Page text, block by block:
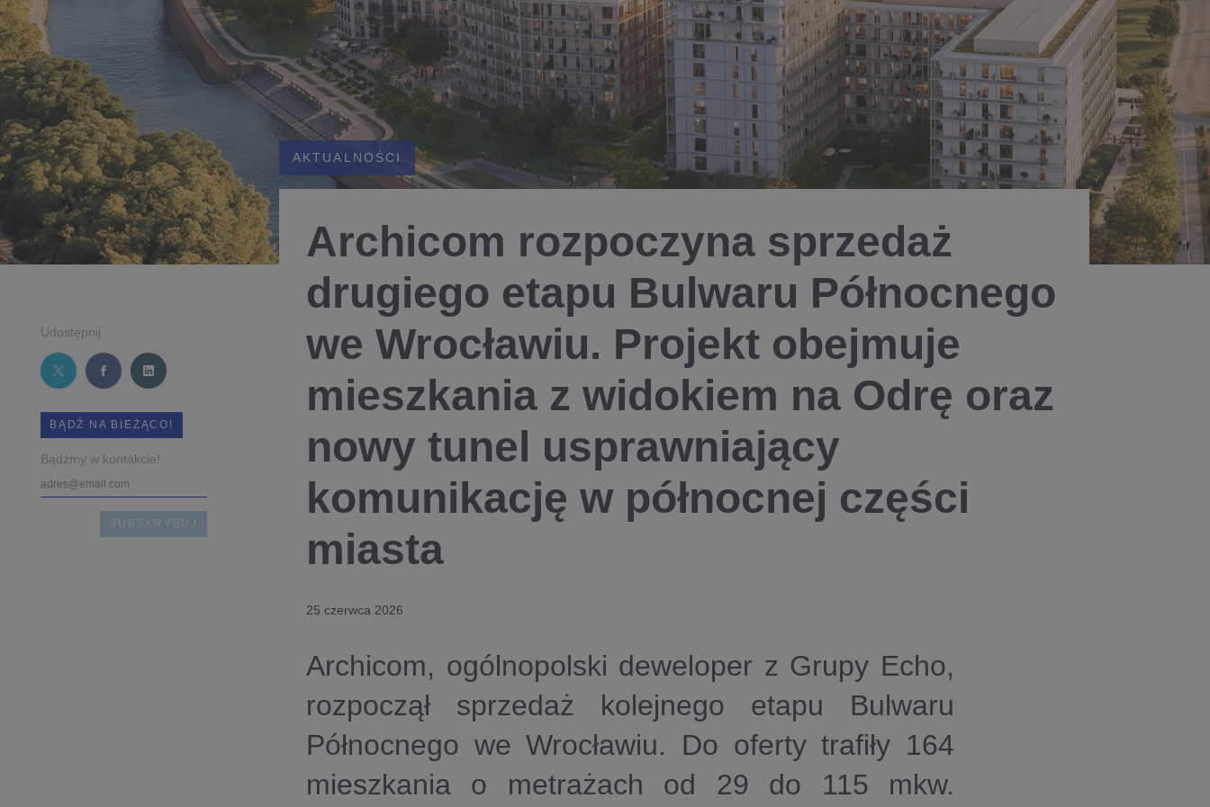
Udostępnij
BĄDŹ NA BIEŻĄCO!
Bądźmy w kontakcie!
AKTUALNOŚCI
Archicom rozpoczyna sprzedaż
drugiego etapu Bulwaru Północnego
we Wrocławiu. Projekt obejmuje
mieszkania z widokiem na Odrę oraz
nowy tunel usprawniający
komunikację w północnej części
miasta
25 czerwca 2026
Archicom, ogólnopolski deweloper z Grupy Echo,
rozpoczął sprzedaż kolejnego etapu Bulwaru
Północnego we Wrocławiu. Do oferty trafiły 164
mieszkania o metrażach od 29 do 115 mkw.